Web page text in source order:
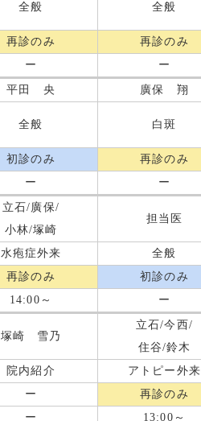
全般 全般
再診のみ 再診のみ
ー ー
平田 央 廣保 翔
全般 白斑
初診のみ 再診のみ
ー ー
立石/廣保/
小林/塚崎
担当医
水疱症外来 全般
再診のみ 初診のみ
14:00～ ー
塚崎 雪乃
立石/今西/
住谷/鈴木
院内紹介 アトピー外来
ー 再診のみ
ー 13:00～